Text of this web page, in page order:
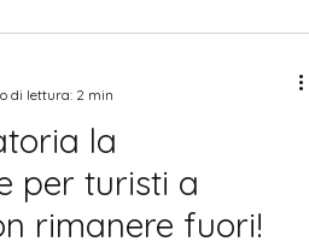
la
per turisti a
rimanere fuori!
di lettura: 2 min